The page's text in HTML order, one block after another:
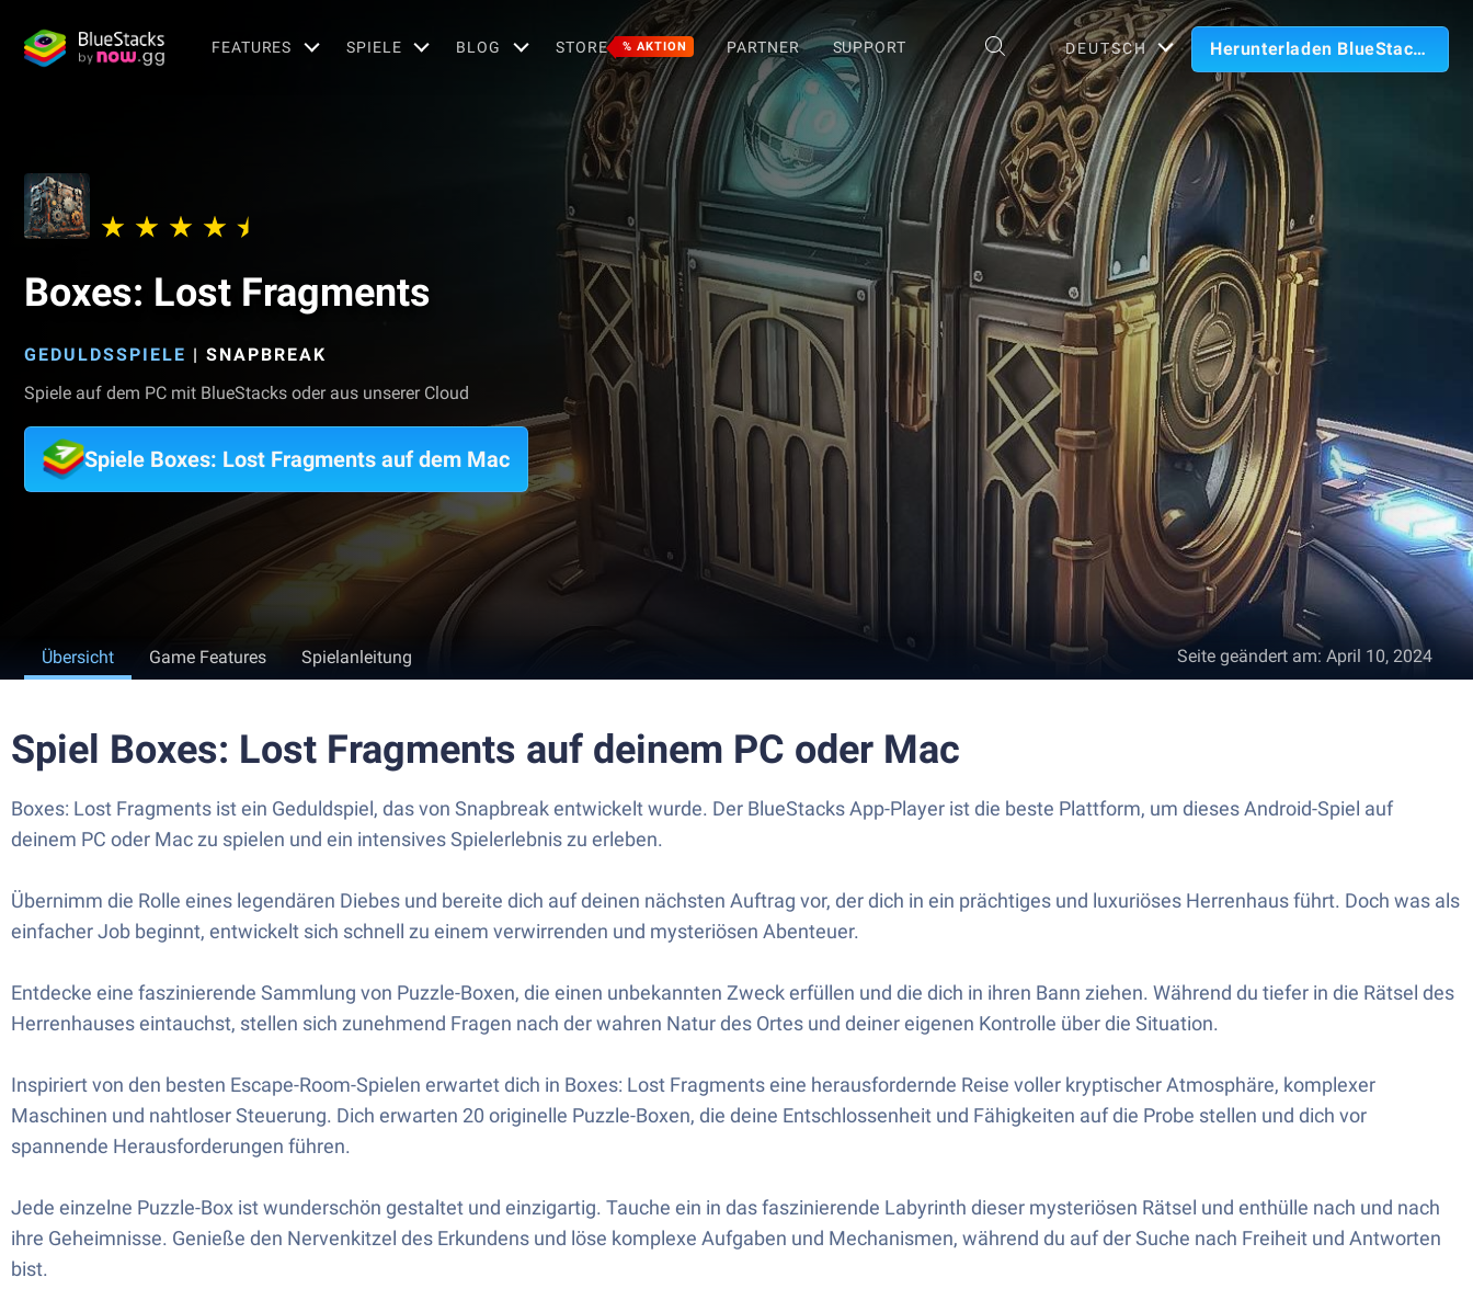
FEATURES SPIELE BLOG STORE % AKTION PARTNER SUPPORT DEUTSCH Herunterladen BlueStacks
Boxes: Lost Fragments
GEDULDSSPIELE | SNAPBREAK
Spiele auf dem PC mit BlueStacks oder aus unserer Cloud
Spiele Boxes: Lost Fragments auf dem Mac
Übersicht Game Features Spielanleitung Seite geändert am: April 10, 2024
Spiel Boxes: Lost Fragments auf deinem PC oder Mac
Boxes: Lost Fragments ist ein Geduldspiel, das von Snapbreak entwickelt wurde. Der BlueStacks App-Player ist die beste Plattform, um dieses Android-Spiel auf
deinem PC oder Mac zu spielen und ein intensives Spielerlebnis zu erleben.
Übernimm die Rolle eines legendären Diebes und bereite dich auf deinen nächsten Auftrag vor, der dich in ein prächtiges und luxuriöses Herrenhaus führt. Doch was als
einfacher Job beginnt, entwickelt sich schnell zu einem verwirrenden und mysteriösen Abenteuer.
Entdecke eine faszinierende Sammlung von Puzzle-Boxen, die einen unbekannten Zweck erfüllen und die dich in ihren Bann ziehen. Während du tiefer in die Rätsel des
Herrenhauses eintauchst, stellen sich zunehmend Fragen nach der wahren Natur des Ortes und deiner eigenen Kontrolle über die Situation.
Inspiriert von den besten Escape-Room-Spielen erwartet dich in Boxes: Lost Fragments eine herausfordernde Reise voller kryptischer Atmosphäre, komplexer
Maschinen und nahtloser Steuerung. Dich erwarten 20 originelle Puzzle-Boxen, die deine Entschlossenheit und Fähigkeiten auf die Probe stellen und dich vor
spannende Herausforderungen führen.
Jede einzelne Puzzle-Box ist wunderschön gestaltet und einzigartig. Tauche ein in das faszinierende Labyrinth dieser mysteriösen Rätsel und enthülle nach und nach
ihre Geheimnisse. Genieße den Nervenkitzel des Erkundens und löse komplexe Aufgaben und Mechanismen, während du auf der Suche nach Freiheit und Antworten
bist.